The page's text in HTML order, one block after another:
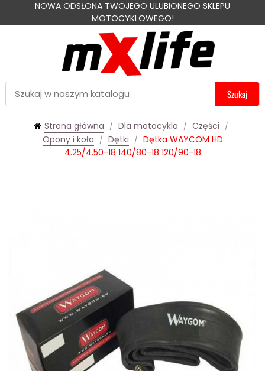
NOWA ODSŁONA TWOJEGO ULUBIONEGO SKLEPU
MOTOCYKLOWEGO!
Szukaj
Strona główna Dla motocykla
Części
Opony i koła
Dętki
Dętka WAYCOM HD
4.25/4.50-18 140/80-18 120/90-18